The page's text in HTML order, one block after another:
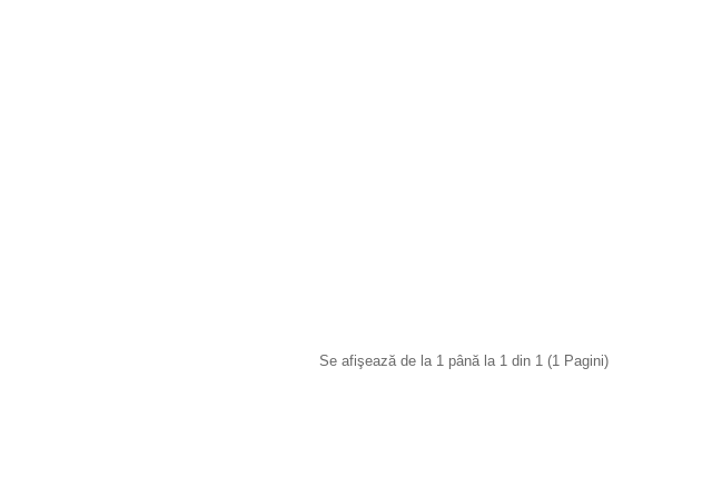
Se afişează de la 1 până la 1 din 1 (1 Pagini)